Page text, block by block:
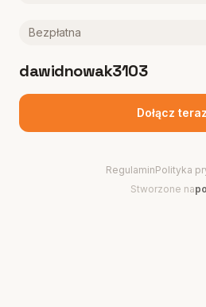
Bezpłatna
dawidnowak3103
Dołącz teraz
RegulaminPolityka
Stworzone na